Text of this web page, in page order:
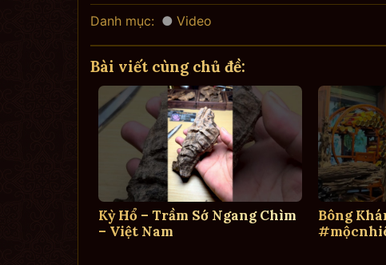
Danh mục: Video
Bài viết cùng chủ đề:
Kỳ Hổ – Trầm Sớ Ngang Chìm
– Việt Nam
Bông